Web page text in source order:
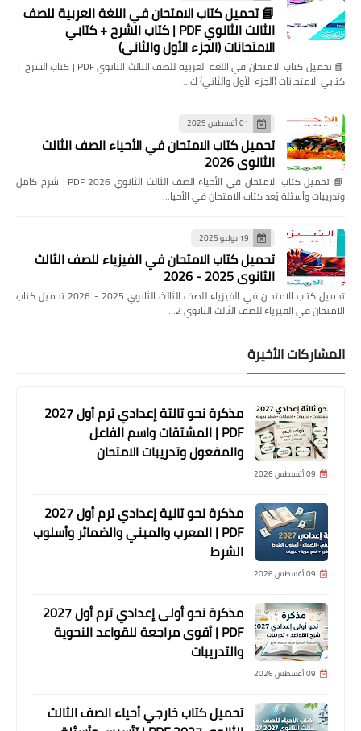
📘 تحميل كتاب الامتحان في اللغة العربية للصف
الثالث الثانوي PDF | كتاب الشرح + كتابي
الامتحانات (الجزء الأول والثاني)
📘 تحميل كتاب الامتحان في اللغة العربية للصف الثالث الثانوي PDF | كتاب الشرح +
كتابي الامتحانات (الجزء الأول والثاني) ك…
01 أغسطس 2025
تحميل كتاب الامتحان في الأحياء الصف الثالث
الثانوي 2026
📘 تحميل كتاب الامتحان في الأحياء الصف الثالث الثانوي 2026 PDF | شرح كامل
وتدريبات وأسئلة يُعد كتاب الامتحان في الأحيا…
19 يوليو 2025
تحميل كتاب الامتحان في الفيزياء للصف الثالث
الثانوي 2025 - 2026
تحميل كتاب الامتحان في الفيزياء للصف الثالث الثانوي 2025 - 2026 تحميل كتاب
الامتحان في الفيزياء للصف الثالث الثانوي 2…
المشاركات الأخيرة
مذكرة نحو تالتة إعدادي ترم أول 2027
PDF | المشتقات واسم الفاعل
والمفعول وتدريبات الامتحان
09 أغسطس 2026
مذكرة نحو تانية إعدادي ترم أول 2027
PDF | المعرب والمبني والضمائر وأسلوب
الشرط
09 أغسطس 2026
مذكرة نحو أولى إعدادي ترم أول 2027
PDF | أقوى مراجعة للقواعد النحوية
والتدريبات
09 أغسطس 2026
تحميل كتاب خارجي أحياء الصف الثالث